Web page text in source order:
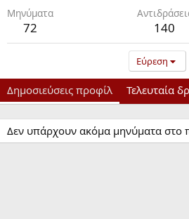
Μηνύματα
72 140
Εύρεση
Δημοσιεύσεις προφίλ Τελευταία
Δεν υπάρχουν ακόμα μηνύματα στο